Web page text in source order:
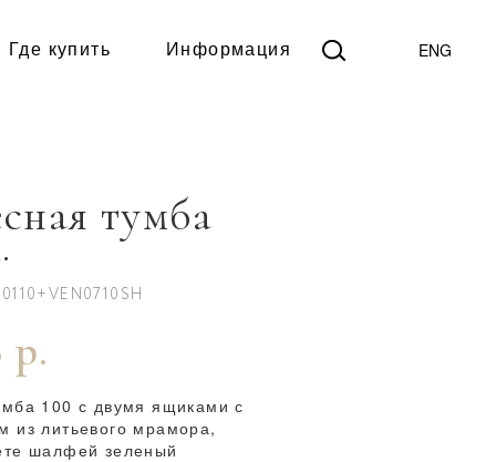
Где купить Информация ENG
тумба
р.
100 с двумя ящиками с
из литьевого мрамора,
шалфей зеленый